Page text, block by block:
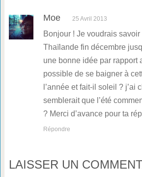
Moe 25 Avril 2013
Bonjour ! Je voudrais savoir
Thaïlande fin décembre
une bonne idée par rapport
possible de se baigner à
l’année et fait-il soleil ? j’ai
semblerait que l’été
? Merci d’avance pour ta
Répondre
LAISSER UN